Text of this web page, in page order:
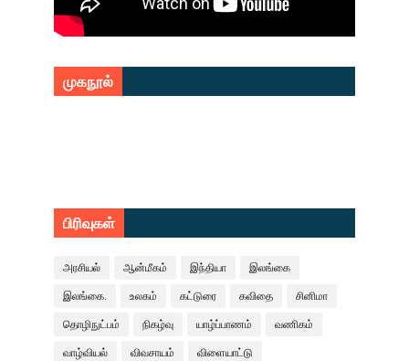
முகநூல்
பிரிவுகள்
அரசியல் ஆன்மீகம் இந்தியா இலங்கை
இலங்கை. உலகம் கட்டுரை கவிதை சினிமா
தொழிநுட்பம் நிகழ்வு யாழ்ப்பாணம் வணிகம்
வாழ்வியல் விவசாயம் விளையாட்டு